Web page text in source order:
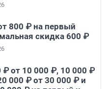
800 ₽ на первый
скидка 600 ₽
₽ от 10 000 ₽, 10 000 ₽
000 ₽ от 30 000 ₽ и